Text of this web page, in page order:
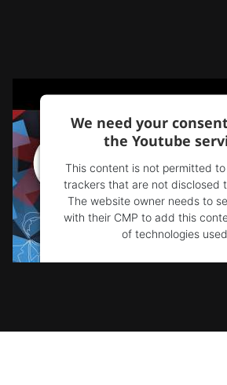
We need your
the Youtube
This content is not permitted
trackers that are not disclosed
The website owner needs to
with their CMP to add this
of technologies used.
Powered byUsercentrics